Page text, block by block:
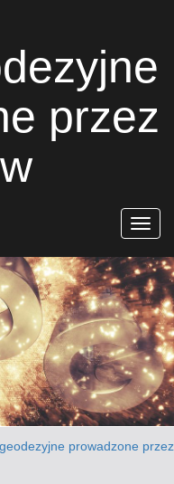
przez
Rozwiń
geodezyjne prowadzone przez